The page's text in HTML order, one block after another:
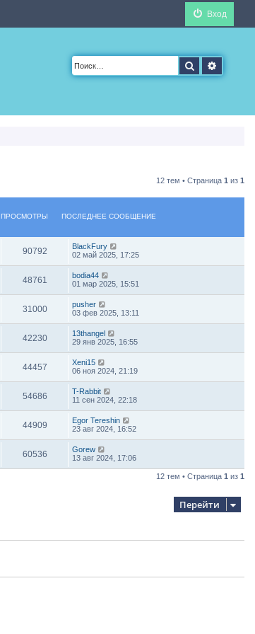
Вход
Поиск
12 тем • Страница 1 из 1
ПРОСМОТРЫ ПОСЛЕДНЕЕ СООБЩЕНИЕ
90792
BlackFury
02 май 2025, 17:25
48761
bodia44
01 мар 2025, 15:51
31000
pusher
03 фев 2025, 13:11
42230
13thangel
29 янв 2025, 16:55
44457
Xeni15
06 ноя 2024, 21:19
54686
T-Rabbit
11 сен 2024, 22:18
44909
Egor Tereshin
23 авг 2024, 16:52
60536
Gorew
13 авг 2024, 17:06
12 тем • Страница 1 из 1
Перейти